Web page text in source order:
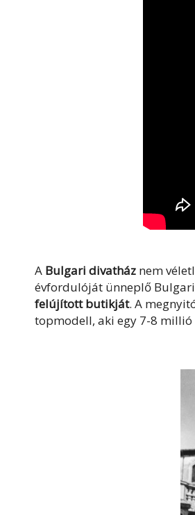
A Bulgari divatház nem
évfordulóját ünneplő
felújított butikját. A
topmodell, aki egy 7-8